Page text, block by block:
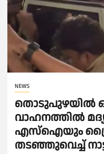
NEWS
തൊടുപുഴയിൽ
വാഹനത്തിൽ
എസ്ഐയും
തടഞ്ഞുവെച്ച്